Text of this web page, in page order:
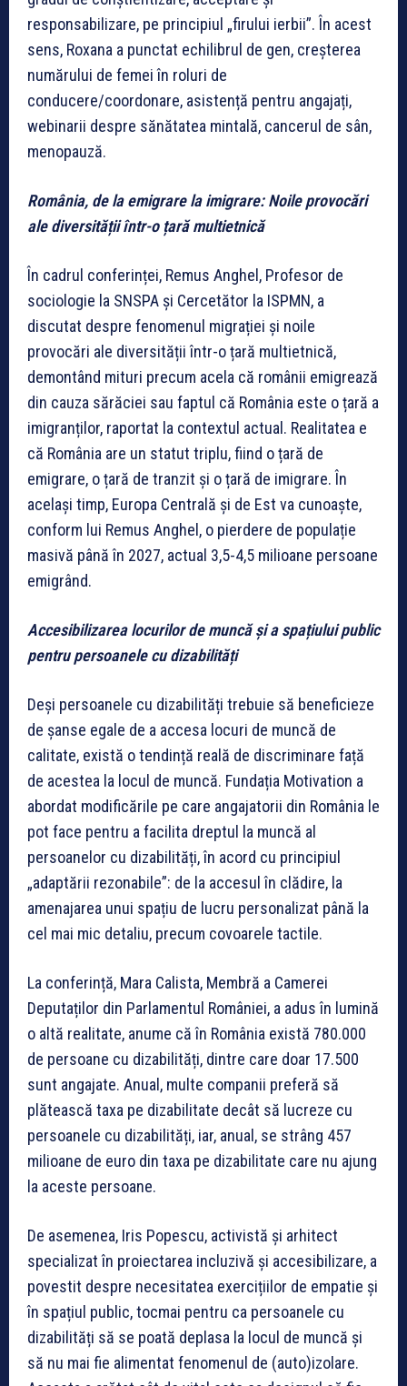
responsabilizare, pe principiul „firului ierbii”. În acest
sens, Roxana a punctat echilibrul de gen, creșterea
numărului de femei în roluri de
conducere/coordonare, asistență pentru angajați,
webinarii despre sănătatea mintală, cancerul de sân,
menopauză.
România, ​de la emigrare la imigrare: Noile provocări
ale diversității ​într-o țară multietnică​
În cadrul conferinței, Remus Anghel, Profesor de
sociologie la SNSPA și Cercetător la ISPMN, a
discutat despre fenomenul migrației ​și ​noile
provocări ale diversității ​într-o țară multietnică​,
demontând mituri precum acela că românii emigrează
din cauza sărăciei sau faptul că România este o țară a
imigranților, raportat la contextul actual. Realitatea e
că România are un statut triplu, fiind o țară de
emigrare, o țară de tranzit și o țară de imigrare. În
același timp, Europa Centrală și de Est va cunoaște,
conform lui Remus Anghel, o pierdere de populație
masivă până în 2027, actual 3,5-4,5 milioane persoane
emigrând.
Accesibilizarea locurilor de muncă și a spațiului public
pentru persoanele cu dizabilități
Deși persoanele cu dizabilități trebuie să beneficieze
de șanse egale de a accesa locuri de muncă de
calitate, există o tendință reală de discriminare față
de acestea la locul de muncă. Fundația Motivation a
abordat modificările pe care angajatorii din România le
pot face pentru a facilita dreptul la muncă al
persoanelor cu dizabilități, în acord cu principiul
„adaptării rezonabile”: de la accesul în clădire, la
amenajarea unui spațiu de lucru personalizat până la
cel mai mic detaliu, precum covoarele tactile.
La conferință, Mara Calista, Membră a Camerei
Deputaților din Parlamentul României, a adus în lumină
o altă realitate, anume că în România există 780.000
de persoane cu dizabilități, dintre care doar 17.500
sunt angajate. Anual, multe companii preferă să
plătească taxa pe dizabilitate decât să lucreze cu
persoanele cu dizabilități, iar, anual, se strâng 457
milioane de euro din taxa pe dizabilitate care nu ajung
la aceste persoane.
De asemenea, Iris Popescu, activistă și arhitect
specializat în proiectarea incluzivă și accesibilizare, a
povestit despre necesitatea exercițiilor de empatie și
în spațiul public, tocmai pentru ca persoanele cu
dizabilități să se poată deplasa la locul de muncă și
să nu mai fie alimentat fenomenul de (auto)izolare.